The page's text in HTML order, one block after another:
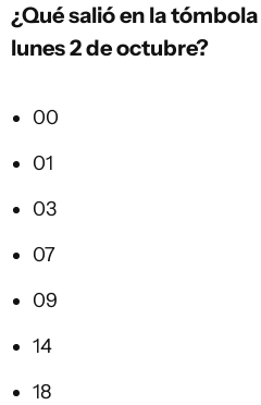
¿Qué salió en la
lunes 2 de octubre?
00
01
03
07
09
14
18